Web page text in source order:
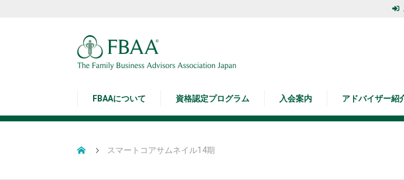
FBAAについて 資格認定プログラム 入会案内 アドバイザー紹
スマートコアサムネイル14期